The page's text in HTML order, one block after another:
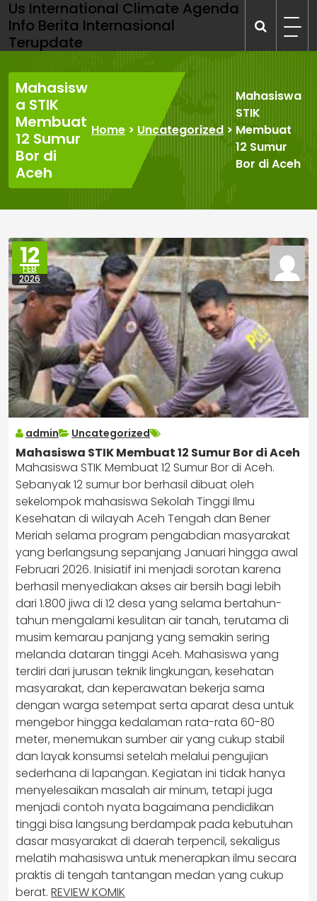
Skip
to
content
Us International Climate Agenda
Info Berita Internasional
Terupdate
Mahasisw
a STIK
Membuat
12 Sumur
Bor di
Aceh
Home > Uncategorized >
Mahasiswa
STIK
Membuat
12 Sumur
Bor di Aceh
12
FEB
2026
admin Uncategorized
Mahasiswa STIK Membuat 12 Sumur Bor di Aceh
Mahasiswa STIK Membuat 12 Sumur Bor di Aceh.
Sebanyak 12 sumur bor berhasil dibuat oleh
sekelompok mahasiswa Sekolah Tinggi Ilmu
Kesehatan di wilayah Aceh Tengah dan Bener
Meriah selama program pengabdian masyarakat
yang berlangsung sepanjang Januari hingga awal
Februari 2026. Inisiatif ini menjadi sorotan karena
berhasil menyediakan akses air bersih bagi lebih
dari 1.800 jiwa di 12 desa yang selama bertahun-
tahun mengalami kesulitan air tanah, terutama di
musim kemarau panjang yang semakin sering
melanda dataran tinggi Aceh. Mahasiswa yang
terdiri dari jurusan teknik lingkungan, kesehatan
masyarakat, dan keperawatan bekerja sama
dengan warga setempat serta aparat desa untuk
mengebor hingga kedalaman rata-rata 60-80
meter, menemukan sumber air yang cukup stabil
dan layak konsumsi setelah melalui pengujian
sederhana di lapangan. Kegiatan ini tidak hanya
menyelesaikan masalah air minum, tetapi juga
menjadi contoh nyata bagaimana pendidikan
tinggi bisa langsung berdampak pada kebutuhan
dasar masyarakat di daerah terpencil, sekaligus
melatih mahasiswa untuk menerapkan ilmu secara
praktis di tengah tantangan medan yang cukup
berat. REVIEW KOMIK